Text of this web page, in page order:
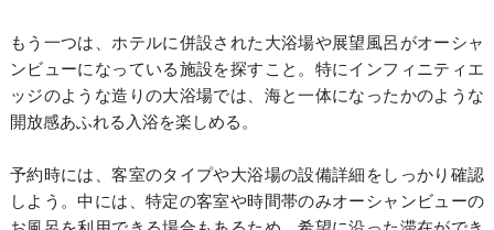
もう一つは、ホテルに併設された大浴場や展望風呂がオーシャ
ンビューになっている施設を探すこと。特にインフィニティエ
ッジのような造りの大浴場では、海と一体になったかのような
開放感あふれる入浴を楽しめる。
予約時には、客室のタイプや大浴場の設備詳細をしっかり確認
しよう。中には、特定の客室や時間帯のみオーシャンビューの